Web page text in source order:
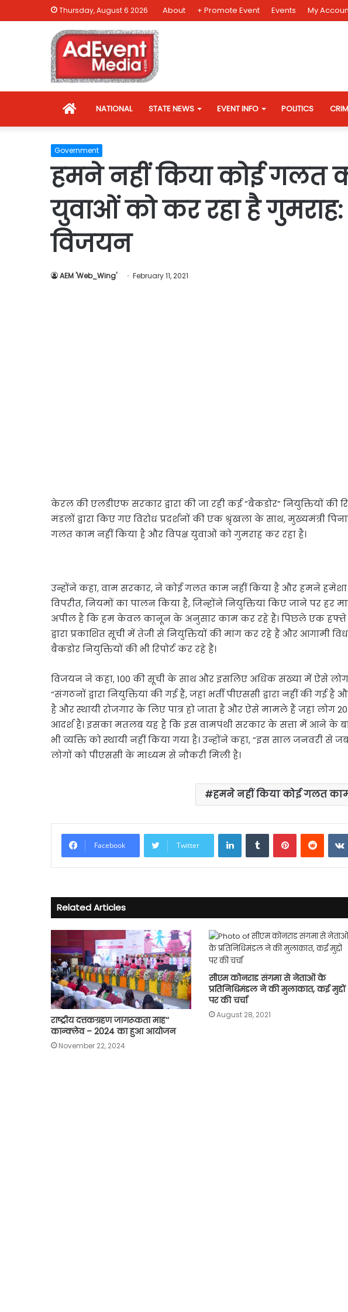
Thursday, August 6 2026 About + Promote Event Events My
HOMENATIONAL STATE NEWS EVENT INFO POLITICS
Government
हमने नहीं किया कोई गलत
युवाओं को कर रहा है गुमराह:
विजयन
AEM 'Web_Wing' February 11, 2021
केरल की एलडीएफ सरकार द्वारा की जा रही कई “बैकडोर” नियुक्तियों की
मंडलों द्वारा किए गए विरोध प्रदर्शनों की एक श्रृंखला के साथ, मुख्यमंत्री
गलत काम नहीं किया है और विपक्ष युवाओं को गुमराह कर रहा है।
उन्होंने कहा, वाम सरकार, ने कोई गलत काम नहीं किया है और हमने
विपरीत, नियमों का पालन किया है, जिन्होंने नियुक्तियां किए जाने पर
अपील है कि हम केवल कानून के अनुसार काम कर रहे हैं। पिछले एक हफ्ते
द्वारा प्रकाशित सूची में तेजी से नियुक्तियों की मांग कर रहे हैं और आगामी
बैकडोर नियुक्तियों की भी रिपोर्ट कर रहे हैं।
विजयन ने कहा, 100 की सूची के साथ और इसलिए अधिक संख्या में ऐसे लोग
“संगठनों द्वारा नियुक्तियां की गई हैं, जहां भर्ती पीएससी द्वारा नहीं की गई
है और स्थायी रोजगार के लिए पात्र हो जाता है और ऐसे मामले हैं जहां लोग
आदर्श है। इसका मतलब यह है कि इस वामपंथी सरकार के सत्ता में आने के
भी व्यक्ति को स्थायी नहीं किया गया है। उन्होंने कहा, “इस साल जनवरी से
लोगों को पीएससी के माध्यम से नौकरी मिली है।
हमने नहीं किया कोई गलत
Facebook Twitter
LinkedInTumblrPinterestReddit
Related Articles
राष्ट्रीय दत्तकग्रहण जागरूकता माह‘‘
कान्क्लेव – 2024 का हुआ आयोजन
November 22, 2024
सीएम कोनराड संगमा से नेताओं के
प्रतिनिधिमंडल ने की मुलाकात, कई मुद्दों
पर की चर्चा
August 28, 2021